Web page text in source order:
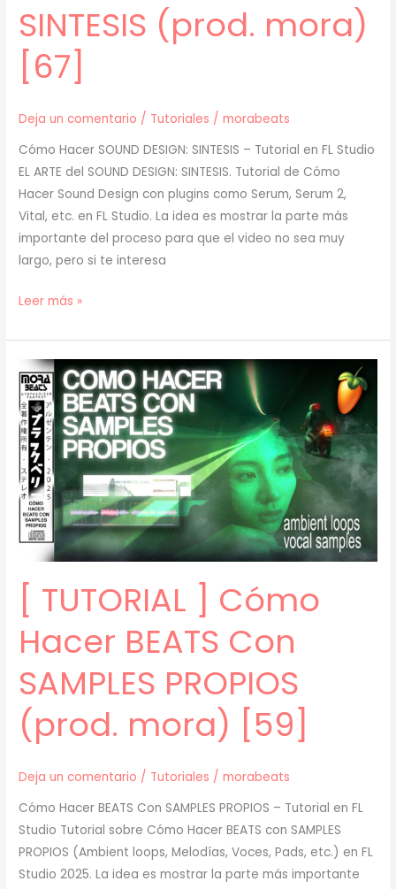
SINTESIS (prod. mora)
[67]
Deja un comentario / Tutoriales /morabeats
Cómo Hacer SOUND DESIGN: SINTESIS – Tutorial en FL Studio
EL ARTE del SOUND DESIGN: SINTESIS. Tutorial de Cómo
Hacer Sound Design con plugins como Serum, Serum 2,
Vital, etc. en FL Studio. La idea es mostrar la parte más
importante del proceso para que el video no sea muy
largo, pero si te interesa
[
]
ARTE
del
SOUND
DESIGN:
SINTESIS
(prod.
mora)
[67]
Leer más »
[ TUTORIAL ] Cómo
Hacer BEATS Con
SAMPLES PROPIOS
(prod. mora) [59]
Deja un comentario / Tutoriales /morabeats
Cómo Hacer BEATS Con SAMPLES PROPIOS – Tutorial en FL
Studio Tutorial sobre Cómo Hacer BEATS con SAMPLES
PROPIOS (Ambient loops, Melodías, Voces, Pads, etc.) en FL
Studio 2025. La idea es mostrar la parte más importante